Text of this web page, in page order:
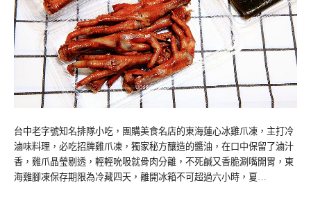
台中老字號知名排隊小吃，團購美食名店的東海蓮心冰雞爪凍，主打冷
滷味料理，必吃招牌雞爪凍，獨家秘方釀造的醬油，在口中保留了滷汁
香，雞爪晶瑩剔透，輕輕吮吸就骨肉分離，不死鹹又香脆涮嘴開胃，東
海雞腳凍保存期限為冷藏四天，離開冰箱不可超過六小時，夏…